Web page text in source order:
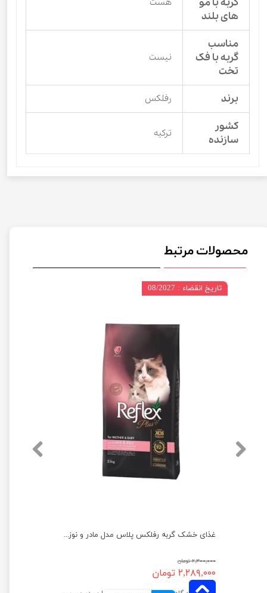
های بلند
مناسب
گربه با فک
تخت
نیست
برند رفلکس
کشور
سازنده
ترکیه
محصولات مرتبط
غذای خشک گربه رفلکس پلاس مدل مادر و نوزاد وزن 1.5 کیلوگرم
۲,۳۰۰,۰۰۰ تومان
۲,۲۸۹,۰۰۰ تومان
تاریخ انقضاء : 08/2027